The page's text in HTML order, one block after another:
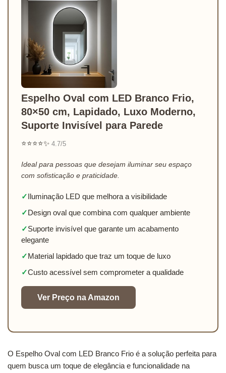
Espelho Oval com LED Branco Frio,
80×50 cm, Lapidado, Luxo Moderno,
Suporte Invisível para Parede
⭐⭐⭐⭐✨ 4.7/5
Ideal para pessoas que desejam iluminar seu espaço
com sofisticação e praticidade.
✓Iluminação LED que melhora a visibilidade
✓Design oval que combina com qualquer ambiente
✓Suporte invisível que garante um acabamento
elegante
✓Material lapidado que traz um toque de luxo
✓Custo acessível sem comprometer a qualidade
Ver Preço na Amazon
O Espelho Oval com LED Branco Frio é a solução perfeita para
quem busca um toque de elegância e funcionalidade na